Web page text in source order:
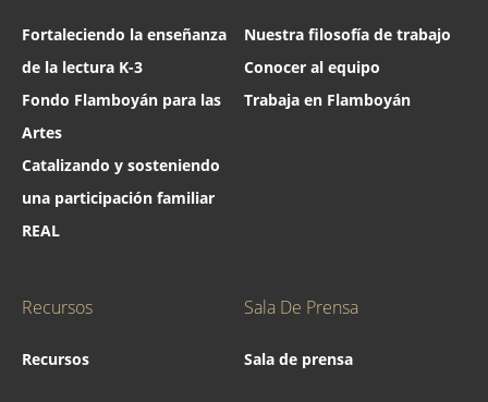
Fortaleciendo la enseñanza
de la lectura K-3
Fondo Flamboyán para las
Artes
Catalizando y sosteniendo
una participación familiar
REAL
Nuestra filosofía de trabajo
Conocer al equipo
Trabaja en Flamboyán
Recursos
Recursos
Sala De Prensa
Sala de prensa